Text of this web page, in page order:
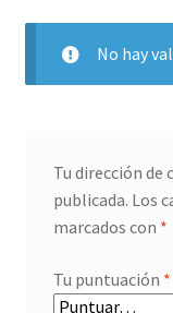
No hay
Tu dirección de
publicada. Los
marcados con *
Tu puntuación *